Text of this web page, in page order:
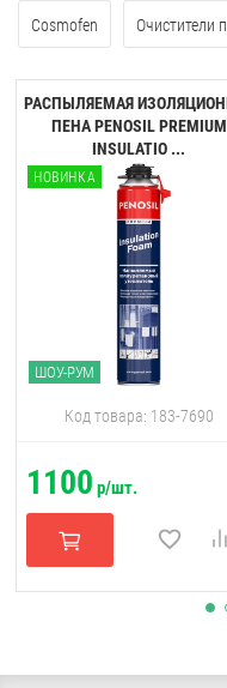
Cosmofen Очистители
РАСПЫЛЯЕМАЯ
ПЕНА PENOSIL PREMIUM
INSULATIO ...
НОВИНКА
ШОУ-РУМ
Код товара: 183-7690
1100 р/шт.